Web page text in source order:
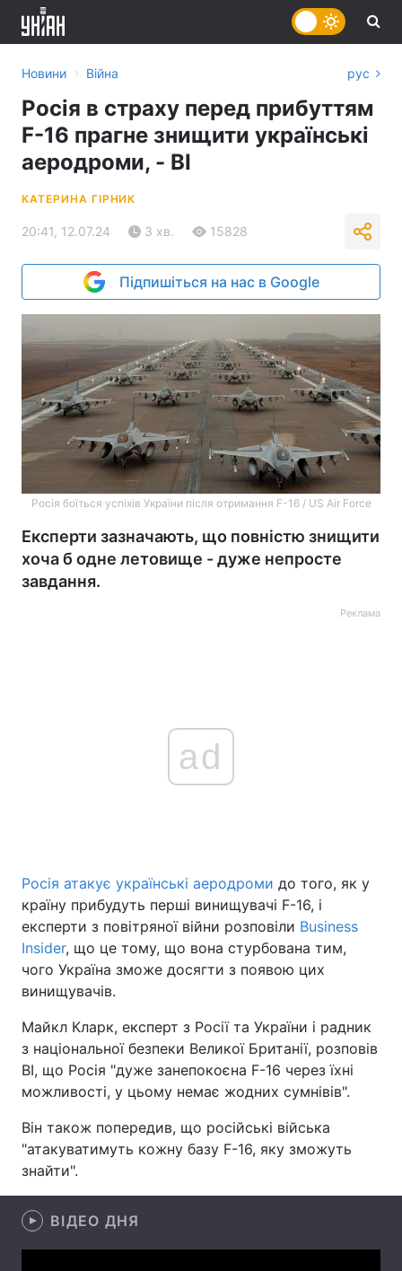
Головна Війна
Україна Політика
Економіка
Спорт
Техно і зв'язок
Зброя Інциденти
Цікавинки Погода
Екологія Регіони
Лонгріди
Новини › Війна рус
Росія в страху перед прибуттям
F-16 прагне знищити українські
аеродроми, - BI
КАТЕРИНА ГІРНИК
20:41, 12.07.24 3 хв. 15828
Підпишіться на нас в Google
Росія боїться успіхів України після отримання F-16 / US Air Force
Експерти зазначають, що повністю знищити
хоча б одне летовище - дуже непросте
завдання.
Реклама
ad
Росія атакує українські аеродроми до того, як у
країну прибудуть перші винищувачі F-16, і
експерти з повітряної війни розповіли Business
Insider, що це тому, що вона стурбована тим,
чого Україна зможе досягти з появою цих
винищувачів.
Майкл Кларк, експерт з Росії та України і радник
з національної безпеки Великої Британії, розповів
BI, що Росія "дуже занепокоєна F-16 через їхні
можливості, у цьому немає жодних сумнівів".
Він також попередив, що російські війська
"атакуватимуть кожну базу F-16, яку зможуть
знайти".
ВІДЕО ДНЯ